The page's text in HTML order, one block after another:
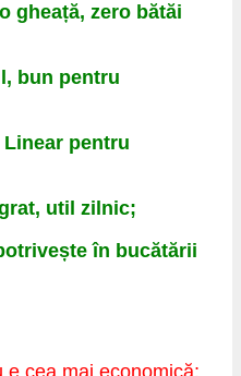
gheață, zero bătăi
bun pentru
pentru
util zilnic;
în bucătării
e cea mai economică;